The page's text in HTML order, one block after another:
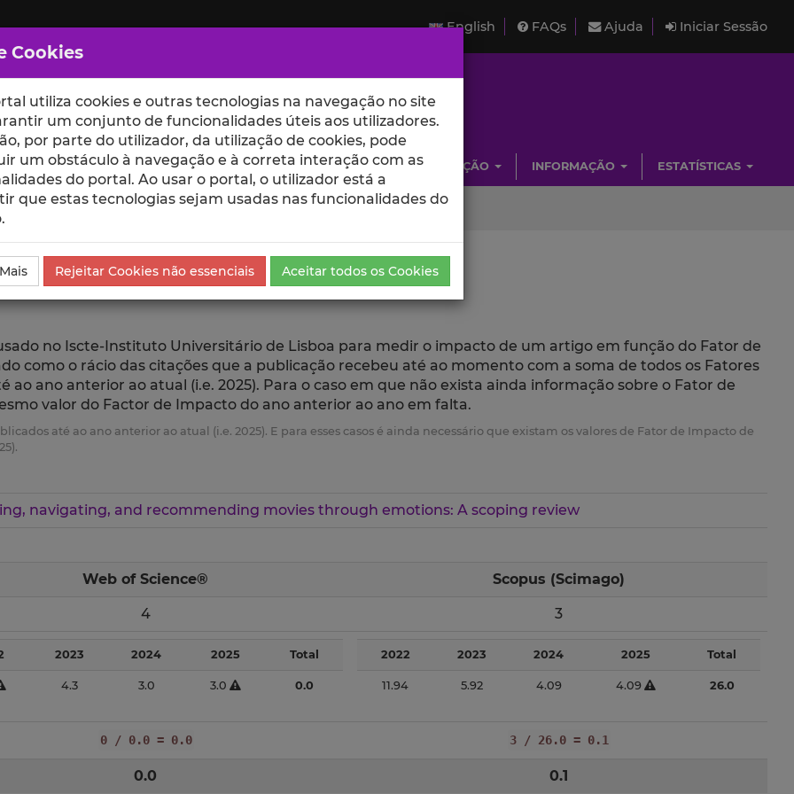
English FAQs Ajuda Iniciar Sessão
ESCOLAS UNIDADES INVESTIGAÇÃO INFORMAÇÃO ESTATÍSTICAS
no Iscte-Instituto Universitário de Lisboa para medir o impacto de um artigo em função do Fator de
como o rácio das citações que a publicação recebeu até ao momento com a soma de todos os Fatores
ano anterior ao atual (i.e. 2025). Para o caso em que não exista ainda informação sobre o Fator de
valor do Factor de Impacto do ano anterior ao ano em falta.
até ao ano anterior ao atual (i.e. 2025). E para esses casos é ainda necessário que existam os valores de Fator de Impacto de
navigating, and recommending movies through emotions: A scoping review
Web of Science® Scopus (Scimago)
4 3
2023 2024 2025 Total
4.3 3.0 3.0 0.0
2022 2023 2024 2025 Total
11.94 5.92 4.09 4.09 26.0
0 / 0.0 = 0.0 3 / 26.0 = 0.1
0.0 0.1
Cookies
utiliza cookies e outras tecnologias na navegação no site
um conjunto de funcionalidades úteis aos utilizadores.
por parte do utilizador, da utilização de cookies, pode
um obstáculo à navegação e à correta interação com as
do portal. Ao usar o portal, o utilizador está a
que estas tecnologias sejam usadas nas funcionalidades do
Rejeitar Cookies não essenciais Aceitar todos os Cookies